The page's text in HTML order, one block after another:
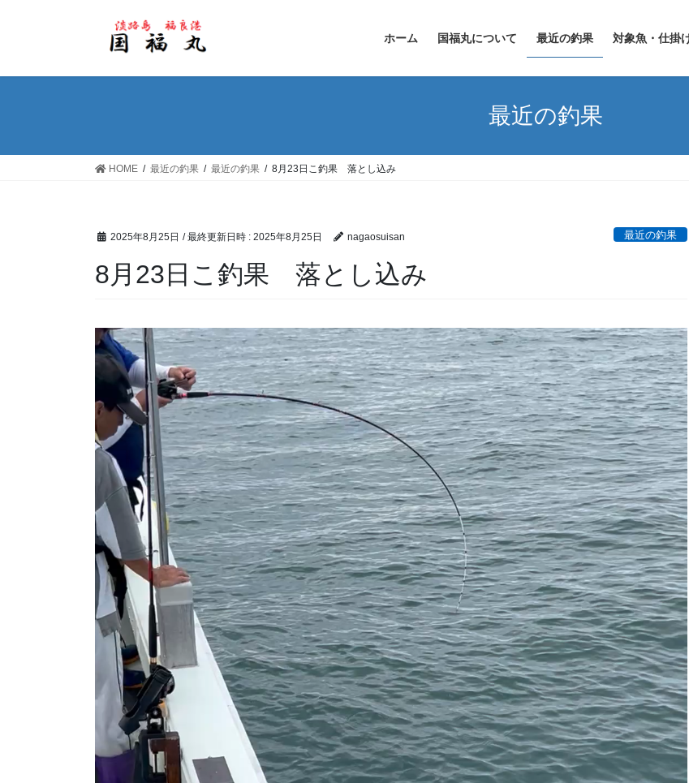
ホーム 国福丸について 最近の釣果 対象魚・仕掛
最近の釣果
HOME 最近の釣果 最近の釣果 8月23日こ釣果 落とし込み
2025年8月25日 / 最終更新日時 : 2025年8月25日 nagaosuisan 最近の釣果
8月23日こ釣果 落とし込み